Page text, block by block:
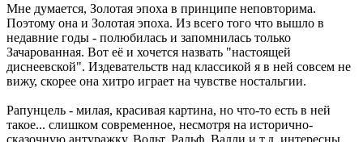
Мне думается, Золотая эпоха в принципе неповторима.
Поэтому она и Золотая эпоха. Из всего того что вышло в
недавние годы - полюбилась и запомнилась только
Зачарованная. Вот её и хочется назвать "настоящей
диснеевской". Издевательств над классикой я в ней совсем не
вижу, скорее она хитро играет на чувстве ностальгии.
Рапунцель - милая, красивая картина, но что-то есть в ней
такое... слишком современное, несмотря на исторично-
сказочную антуражку. Вольт, Ральф, Валли и т.д. интересны,